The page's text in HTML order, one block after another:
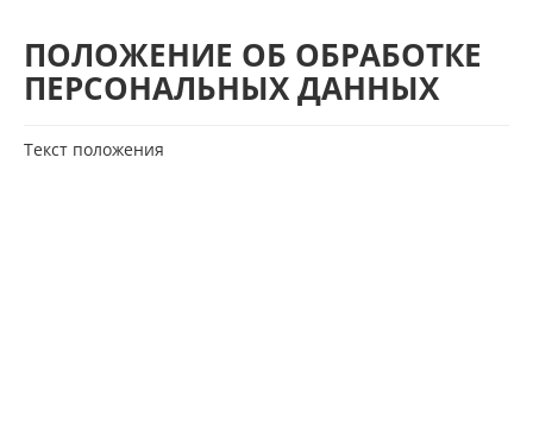
ПОЛОЖЕНИЕ ОБ ОБРАБОТКЕ
ПЕРСОНАЛЬНЫХ ДАННЫХ
Текст положения